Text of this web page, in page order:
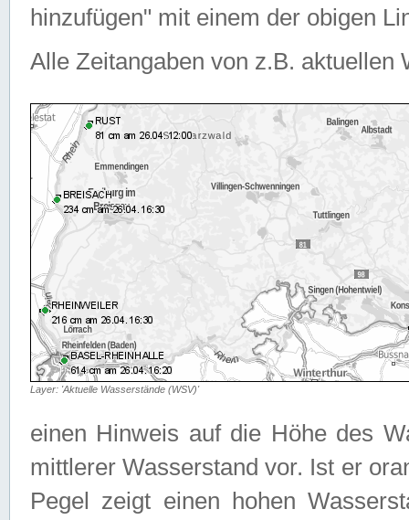
hinzufügen" mit einem der obigen
Alle Zeitangaben von z.B. aktuellen
Layer: 'Aktuelle Wasserstände (WSV)'
einen Hinweis auf die Höhe des
mittlerer Wasserstand vor. Ist er
Pegel zeigt einen hohen